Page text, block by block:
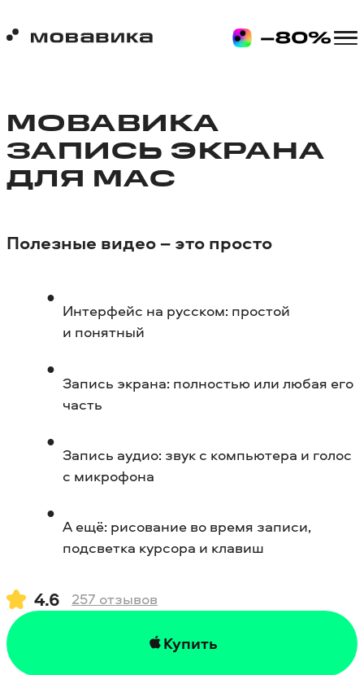
МОВАВИКА
ЗАПИСЬ ЭКРАНА
ДЛЯ MAC
Полезные видео – это просто
Интерфейс на русском: простой
и понятный
Запись экрана: полностью или любая его
часть
Запись аудио: звук с компьютера и голос
с микрофона
А ещё: рисование во время записи,
подсветка курсора и клавиш
4.6 257 отзывов
Купить